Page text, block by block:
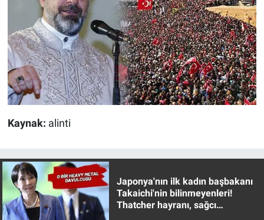
Kaynak: alinti
Japonya'nın ilk kadın başbakanı
Takaichi'nin bilinmeyenleri!
Thatcher hayranı, sağcı